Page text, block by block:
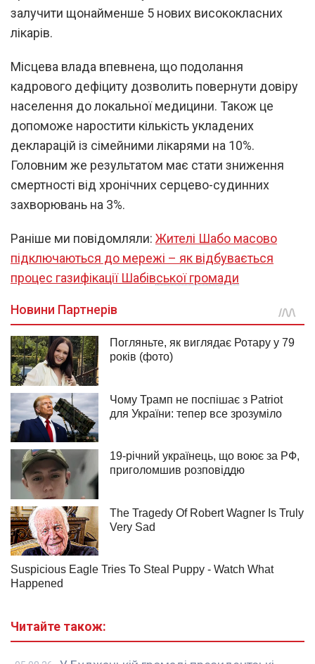
залучити щонайменше 5 нових висококласних
лікарів.
Місцева влада впевнена, що подолання
кадрового дефіциту дозволить повернути довіру
населення до локальної медицини. Також це
допоможе наростити кількість укладених
декларацій із сімейними лікарями на 10%.
Головним же результатом має стати зниження
смертності від хронічних серцево-судинних
захворювань на 3%.
Раніше ми повідомляли: Жителі Шабо масово
підключаються до мережі – як відбувається
процес газифікації Шабівської громади
Читайте також: